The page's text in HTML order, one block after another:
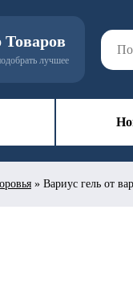
Товаров
лучшее
» Вариус гель от